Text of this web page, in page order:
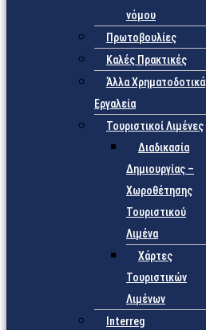
νόμου
Πρωτοβουλίες
Καλές Πρακτικές
Άλλα Χρηματοδοτικά
Εργαλεία
Τουριστικοί Λιμένες
Διαδικασία
Δημιουργίας –
Χωροθέτησης
Τουριστικού
Λιμένα
Χάρτες
Τουριστικών
Λιμένων
Interreg